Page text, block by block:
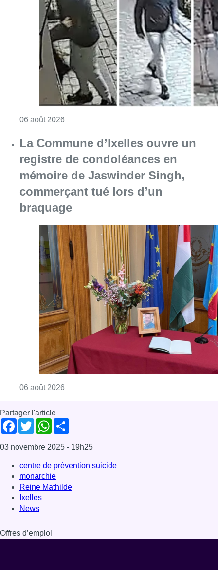
06 août 2026
La Commune d’Ixelles ouvre un
registre de condoléances en
mémoire de Jaswinder Singh,
commerçant tué lors d’un
braquage
06 août 2026
Partager l'article
Facebook
TwitterWhatsApp
03 novembre 2025 - 19h25
centre de prévention suicide
monarchie
Reine Mathilde
Ixelles
News
Offres d’emploi